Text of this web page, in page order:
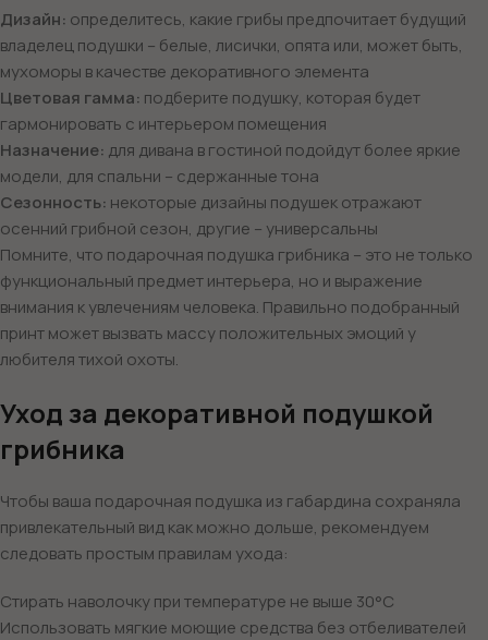
Дизайн: определитесь, какие грибы предпочитает будущий
владелец подушки – белые, лисички, опята или, может быть,
мухоморы в качестве декоративного элемента
Цветовая гамма: подберите подушку, которая будет
гармонировать с интерьером помещения
Назначение: для дивана в гостиной подойдут более яркие
модели, для спальни – сдержанные тона
Сезонность: некоторые дизайны подушек отражают
осенний грибной сезон, другие – универсальны
Помните, что подарочная подушка грибника – это не только
функциональный предмет интерьера, но и выражение
внимания к увлечениям человека. Правильно подобранный
принт может вызвать массу положительных эмоций у
любителя тихой охоты.
Уход за декоративной подушкой
грибника
Чтобы ваша подарочная подушка из габардина сохраняла
привлекательный вид как можно дольше, рекомендуем
следовать простым правилам ухода:
Стирать наволочку при температуре не выше 30°C
Использовать мягкие моющие средства без отбеливателей